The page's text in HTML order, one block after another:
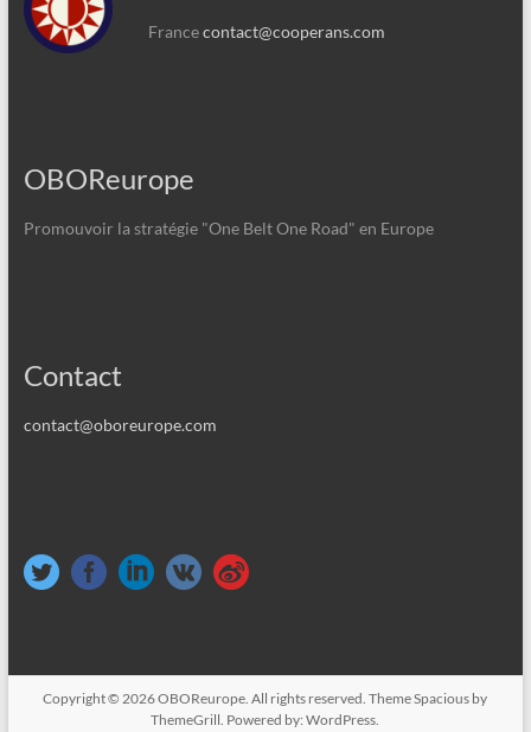
Francecontact@cooperans.com
OBOReurope
Promouvoir la stratégie "One Belt One Road" en Europe
Contact
contact@oboreurope.com
Copyright © 2026OBOReurope . All rights reserved. ThemeSpacious by
ThemeGrill. Powered by:WordPress